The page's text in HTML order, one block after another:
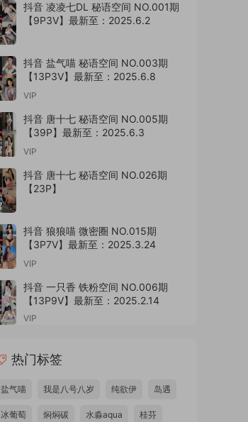
抖音 凌凌七DL 秘语空间 NO.001期
【9P3V】最新至：2025.6.2
抖音 盐气喵 秘语空间 NO.003期
【13P3V】最新至：2025.6.8
VIP
抖音 唐十七 秘语空间 NO.005期
【39P】最新至：2025.6.3
VIP
抖音 唐十七 秘语空间 NO.026期
【23P】
抖音 狼狼喵 微密圈 NO.015期
【3P7V】最新至：2025.3.24
VIP
抖音 一只香 铁粉空间 NO.006期
【13P9V】最新至：2025.2.14
VIP
热门标签
盐气喵 我是八号八岁 纯欲伊 岛遇
冰葡萄 焖焖碳 水淼aqua 桂芬